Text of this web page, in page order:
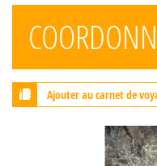
Ajouter au carnet de